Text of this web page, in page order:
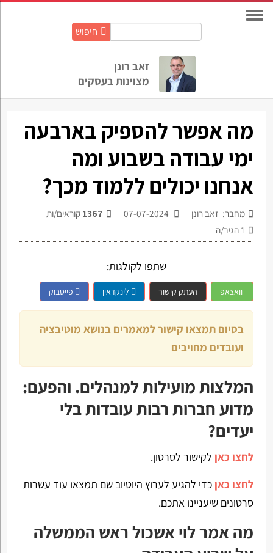
חיפוש
זאב רונן
מצוינות בעסקים
מה אפשר להספיק בארבעה
ימי עבודה בשבוע ומה
אנחנו יכולים ללמוד מכך?
מחבר: זאב רונן 1367 קוראים/ות
1 הגיב/ה
שתפו לקולגות:
וואצאפ העתק קישור לינקדאין פייסבוק
בסיום תמצאו קישור למאמרים בנושא מוטיבציה
ועובדים מחויבים
המלצות מועילות למנהלים. והפעם:
מדוע חברות רבות עובדות בלי
יעדים?
לחצו כאן לקישור לסרטון.
לחצו כאן כדי להגיע לערוץ היוטיוב שם תמצאו עוד עשרות
סרטונים שיעניינו אתכם.
מה אמר לוי אשכול ראש הממשלה